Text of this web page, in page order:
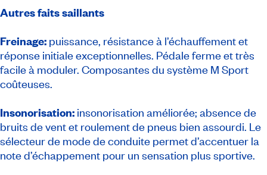
Autres faits saillants
Freinage: puissance, résistance à l’échauffement et
réponse initiale exceptionnelles. Pédale ferme et très
facile à moduler. Composantes du système M Sport
coûteuses.
Insonorisation: insonorisation améliorée; absence de
bruits de vent et roulement de pneus bien assourdi. Le
sélecteur de mode de conduite permet d’accentuer la
note d’échappement pour un sensation plus sportive.